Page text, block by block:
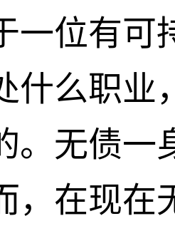
一位有
什么职业
。无债一
，在现